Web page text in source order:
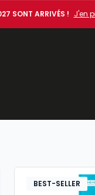
SONT ARRIVÉS ! J'en
BEST-SELLER